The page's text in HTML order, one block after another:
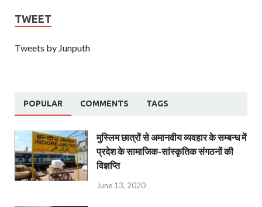
TWEET
Tweets by Junputh
POPULAR COMMENTS TAGS
मुस्लिम छात्रों से अमानवीय व्यवहार के सम्बन्ध में
प्रदेश के सामाजिक-सांस्कृतिक संगठनों की
विज्ञप्ति
June 13, 2020